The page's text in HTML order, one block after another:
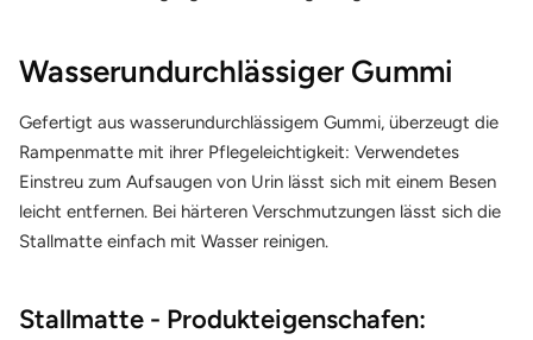
Wasserundurchlässiger Gummi
Gefertigt aus wasserundurchlässigem Gummi, überzeugt die
Rampenmatte mit ihrer Pflegeleichtigkeit: Verwendetes
Einstreu zum Aufsaugen von Urin lässt sich mit einem Besen
leicht entfernen. Bei härteren Verschmutzungen lässt sich die
Stallmatte einfach mit Wasser reinigen.
Stallmatte - Produkteigenschafen: